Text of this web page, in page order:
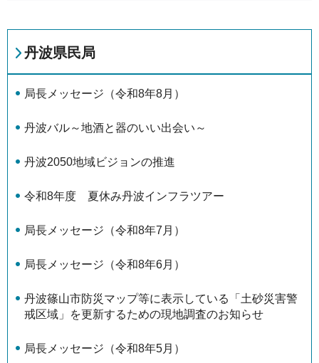
丹波県民局
局長メッセージ（令和8年8月）
丹波バル～地酒と器のいい出会い～
丹波2050地域ビジョンの推進
令和8年度 夏休み丹波インフラツアー
局長メッセージ（令和8年7月）
局長メッセージ（令和8年6月）
丹波篠山市防災マップ等に表示している「土砂災害警
戒区域」を更新するための現地調査のお知らせ
局長メッセージ（令和8年5月）